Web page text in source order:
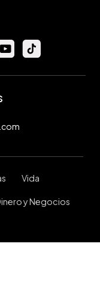
Vida
y Negocios